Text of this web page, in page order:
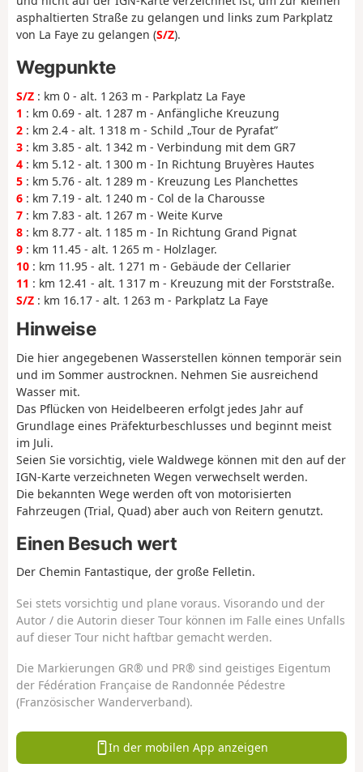
asphaltierten Straße zu gelangen und links zum Parkplatz
von La Faye zu gelangen (S/Z).
Wegpunkte
S/Z : km 0 - alt. 1 263 m - Parkplatz La Faye
1 : km 0.69 - alt. 1 287 m - Anfängliche Kreuzung
2 : km 2.4 - alt. 1 318 m - Schild „Tour de Pyrafat”
3 : km 3.85 - alt. 1 342 m - Verbindung mit dem GR7
4 : km 5.12 - alt. 1 300 m - In Richtung Bruyères Hautes
5 : km 5.76 - alt. 1 289 m - Kreuzung Les Planchettes
6 : km 7.19 - alt. 1 240 m - Col de la Charousse
7 : km 7.83 - alt. 1 267 m - Weite Kurve
8 : km 8.77 - alt. 1 185 m - In Richtung Grand Pignat
9 : km 11.45 - alt. 1 265 m - Holzlager.
10 : km 11.95 - alt. 1 271 m - Gebäude der Cellarier
11 : km 12.41 - alt. 1 317 m - Kreuzung mit der Forststraße.
S/Z : km 16.17 - alt. 1 263 m - Parkplatz La Faye
Hinweise
Die hier angegebenen Wasserstellen können temporär sein
und im Sommer austrocknen. Nehmen Sie ausreichend
Wasser mit.
Das Pflücken von Heidelbeeren erfolgt jedes Jahr auf
Grundlage eines Präfekturbeschlusses und beginnt meist
im Juli.
Seien Sie vorsichtig, viele Waldwege können mit den auf der
IGN-Karte verzeichneten Wegen verwechselt werden.
Die bekannten Wege werden oft von motorisierten
Fahrzeugen (Trial, Quad) aber auch von Reitern genutzt.
Einen Besuch wert
Der Chemin Fantastique, der große Felletin.
Sei stets vorsichtig und plane voraus. Visorando und der
Autor / die Autorin dieser Tour können im Falle eines Unfalls
auf dieser Tour nicht haftbar gemacht werden.
Die Markierungen GR® und PR® sind geistiges Eigentum
der Fédération Française de Randonnée Pédestre
(Französischer Wanderverband).
In der mobilen App anzeigen